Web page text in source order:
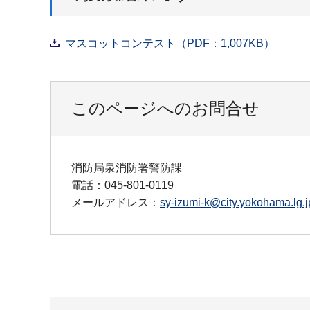
マスコットコンテスト（PDF：1,007KB）
このページへのお問合せ
消防局泉消防署警防課
電話：045-801-0119
メールアドレス： sy-izumi-